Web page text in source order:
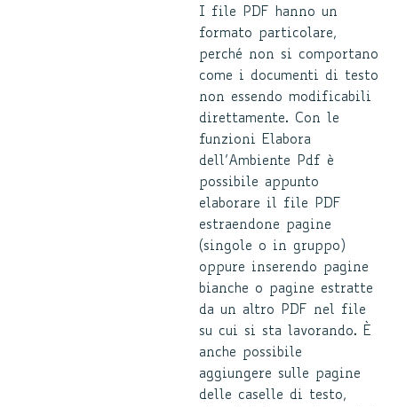
I file PDF hanno un
formato particolare,
perché non si comportano
come i documenti di testo
non essendo modificabili
direttamente. Con le
funzioni Elabora
dell’Ambiente Pdf è
possibile appunto
elaborare il file PDF
estraendone pagine
(singole o in gruppo)
oppure inserendo pagine
bianche o pagine estratte
da un altro PDF nel file
su cui si sta lavorando. È
anche possibile
aggiungere sulle pagine
delle caselle di testo,